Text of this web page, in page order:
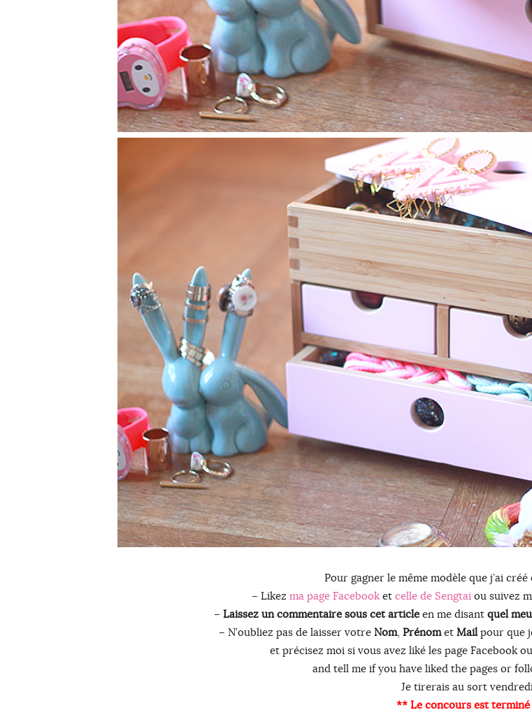
Pour gagner le même modèle que j’ai créé
– Likez ma page Facebook et celle de Sengtai ou suivez
– Laissez un commentaire sous cet article en me disant quel
– N’oubliez pas de laisser votre Nom, Prénomet Mailpour que
et précisez moi si vous avez liké les page Facebook
and tell me if you have liked the pages or
Je tirerais au sort
** Le concours est